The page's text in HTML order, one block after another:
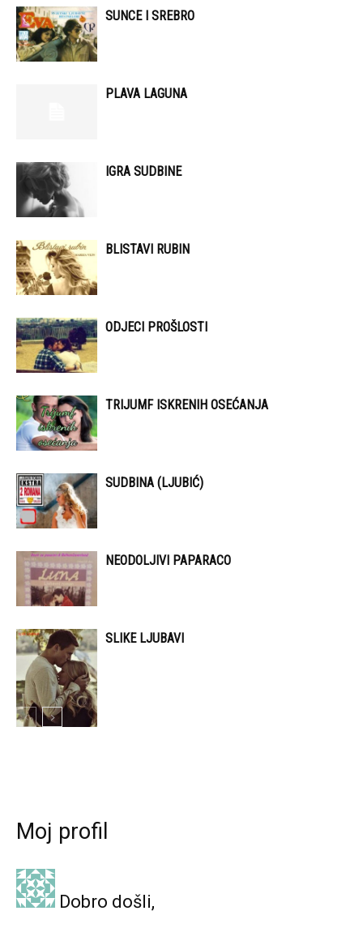
SUNCE I SREBRO
PLAVA LAGUNA
IGRA SUDBINE
BLISTAVI RUBIN
ODJECI PROŠLOSTI
TRIJUMF ISKRENIH OSEĆANJA
SUDBINA (LJUBIĆ)
NEODOLJIVI PAPARACO
SLIKE LJUBAVI
Moj profil
Dobro došli,